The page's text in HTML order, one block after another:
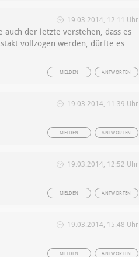
19.03.2014, 12:11 Uhr
der letzte verstehen, dass es
vollzogen werden, dürfte es
ANTWORTEN
MELDEN
19.03.2014, 11:39 Uhr
ANTWORTEN
MELDEN
19.03.2014, 12:52 Uhr
ANTWORTEN
MELDEN
19.03.2014, 15:48 Uhr
ANTWORTEN
MELDEN